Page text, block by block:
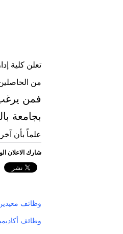
تعلن كلية
من
فمن
بجامعة
علماً بأن آخر
شارك الاعلان
وظائف
وظائف